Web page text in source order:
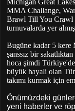
MMA Challange,
Brawl Till You Crawl
turnuvalarda yer
Bugüne kadar 5 kere
şanssız bir
hoca şimdi
büyük hayali olan
takımı kurmak için
Önümüzdeki
yeni haberler ve